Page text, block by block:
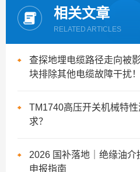
相关文章
RELATED ARTICLES
查探地埋电缆路径走向被
块排除其他电缆故障干扰！
TM1740高压开关机械特
求？
2026 国补落地｜绝缘油
申报指南